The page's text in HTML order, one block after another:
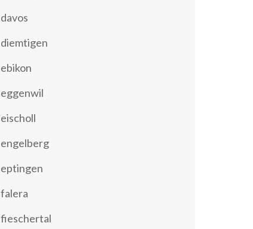
davos
diemtigen
ebikon
eggenwil
eischoll
engelberg
eptingen
falera
fieschertal